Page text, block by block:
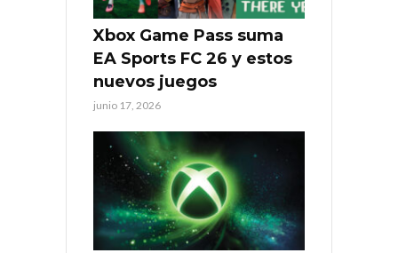
Xbox Game Pass suma
EA Sports FC 26 y estos
nuevos juegos
junio 17, 2026